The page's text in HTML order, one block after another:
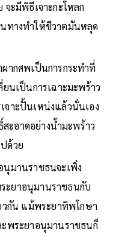
ะมีพิธีเจาะกะโหลก
ทางทำให้ชีวาตมันหลุด
ากศพเป็นการกระทำที่
นเป็นการเฉาะมะพร้าว
จาะปั้นเหน่งแล้วนั่นเอง
ะอาดอย่างน้ำมะพร้าว
ด้วย
มานราชธนจะเพิ่ง
ยาอนุมานราชธนกับ
กัน แม้พระยาทิพโกษา
พระยาอนุมานราชธนก็